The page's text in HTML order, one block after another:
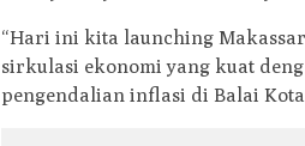
“Hari ini kita launching
sirkulasi ekonomi yang kuat
pengendalian inflasi di Balai